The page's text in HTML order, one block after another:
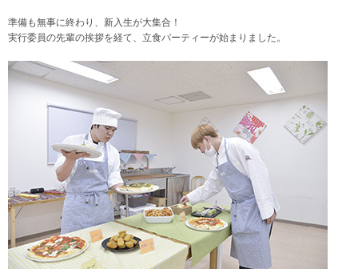
準備も無事に終わり、新入生が大集合！
実行委員の先輩の挨拶を経て、立食パーティーが始まりました。